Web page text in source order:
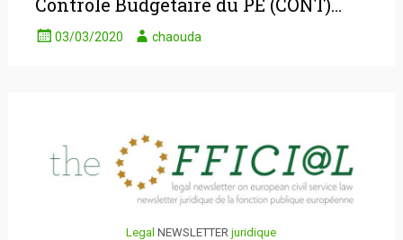
03/03/2020 chaouda
Legal NEWSLETTERjuridique